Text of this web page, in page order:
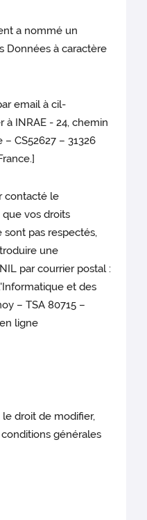
a nommé un
Données à caractère
email à cil-
à INRAE - 24, chemin
CS52627 – 31326
contacté le
vos droits
pas respectés,
une
par courrier postal :
et des
– TSA 80715 –
ligne
le droit de modifier,
générales